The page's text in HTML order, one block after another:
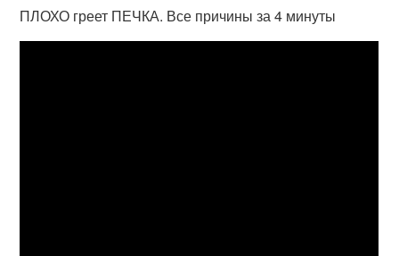
ПЛОХО греет ПЕЧКА. Все причины за 4 минуты